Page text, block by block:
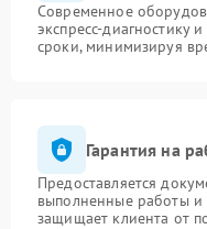
Современное
экспресс-диагностику
сроки, минимизируя
Гарантия на
Предоставляется
выполненные работы и
защищает клиента от